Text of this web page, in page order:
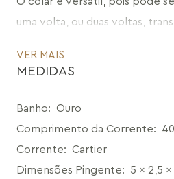
uma volta, ou duas voltas,
coração.
CÓDIGO: MD1320.FO.907
VER MAIS
MEDIDAS
Banho: Ouro
Comprimento da Corrente:
Corrente: Cartier
Dimensões Pingente:
5 x 2,5 x